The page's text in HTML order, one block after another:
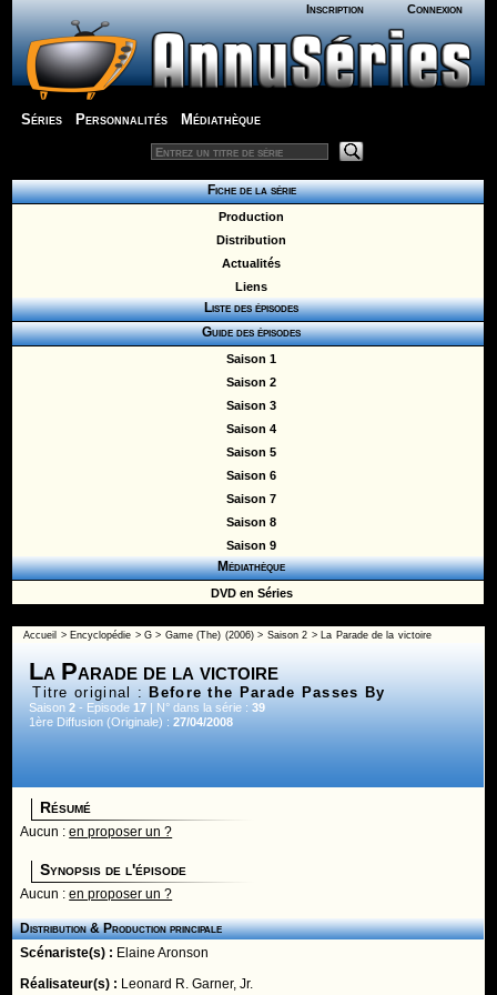
Inscription Connexion
Séries Personnalités Médiathèque
Fiche de la série
Production
Distribution
Actualités
Liens
Liste des épisodes
Guide des épisodes
Saison 1
Saison 2
Saison 3
Saison 4
Saison 5
Saison 6
Saison 7
Saison 8
Saison 9
Médiathèque
DVD en Séries
Accueil > Encyclopédie >G > Game (The) (2006)> Saison 2 > La Parade de la victoire
La Parade de la victoire
Titre original : Before the Parade Passes By
Saison2 - Episode17 | N° dans la série :39
1ère Diffusion (Originale) :27/04/2008
Résumé
Aucun :en proposer un ?
Synopsis de l'épisode
Aucun :en proposer un ?
Distribution & Production principale
Scénariste(s) : Elaine Aronson
Réalisateur(s) : Leonard R. Garner, Jr.